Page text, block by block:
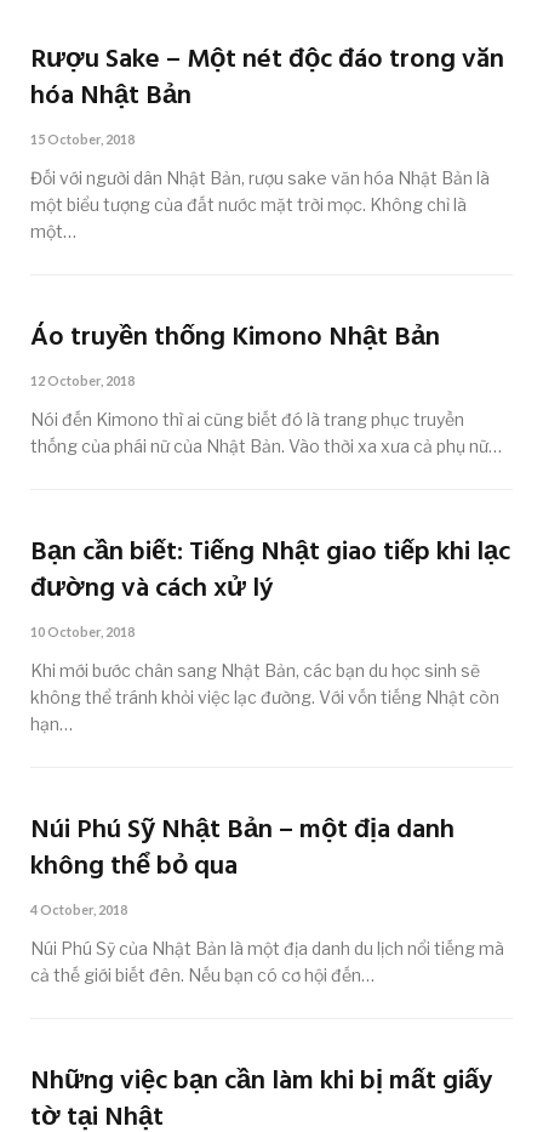
Rượu Sake – Một nét độc đáo trong văn
hóa Nhật Bản
15 October, 2018
Đối với người dân Nhật Bản, rượu sake văn hóa Nhật Bản là
một biểu tượng của đất nước mặt trời mọc. Không chỉ là
một…
Áo truyền thống Kimono Nhật Bản
12 October, 2018
Nói đến Kimono thì ai cũng biết đó là trang phục truyền
thống của phái nữ của Nhật Bản. Vào thời xa xưa cả phụ nữ…
Bạn cần biết: Tiếng Nhật giao tiếp khi lạc
đường và cách xử lý
10 October, 2018
Khi mới bước chân sang Nhật Bản, các bạn du học sinh sẽ
không thể tránh khỏi việc lạc đường. Với vốn tiếng Nhật còn
hạn…
Núi Phú Sỹ Nhật Bản – một địa danh
không thể bỏ qua
4 October, 2018
Núi Phú Sỹ của Nhật Bản là một địa danh du lịch nổi tiếng mà
cả thế giới biết đên. Nếu bạn có cơ hội đến…
Những việc bạn cần làm khi bị mất giấy
tờ tại Nhật